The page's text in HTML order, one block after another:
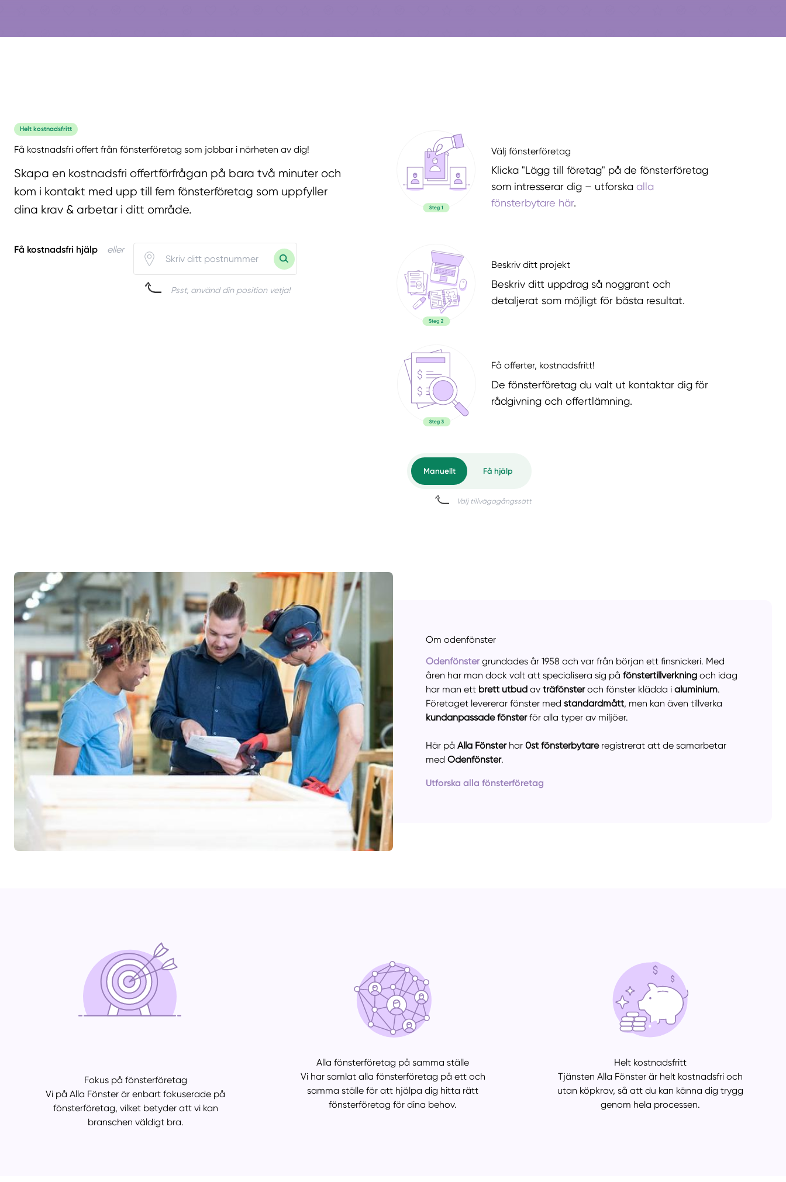
Helt kostnadsfritt
Få kostnadsfri offert från fönsterföretag som jobbar i närheten av dig!
Skapa en kostnadsfri offertförfrågan på bara två minuter och
kom i kontakt med upp till fem fönsterföretag som uppfyller
dina krav & arbetar i ditt område.
Få kostnadsfri hjälp eller
Psst, använd din position vetja!
Välj fönsterföretag
Klicka "Lägg till företag" på de fönsterföretag
som intresserar dig – utforska alla
fönsterbytare här.
Beskriv ditt projekt
Beskriv ditt uppdrag så noggrant och
detaljerat som möjligt för bästa resultat.
Få offerter, kostnadsfritt!
De fönsterföretag du valt ut kontaktar dig för
rådgivning och offertlämning.
Manuellt Få hjälp
Välj tillvägagångssätt
Om odenfönster
Odenfönstergrundades år 1958 och var från början ett finsnickeri. Med
åren har man dock valt att specialisera sig på fönstertillverkning och idag
har man ett brett utbud av träfönsteroch fönster klädda i aluminium.
Företaget levererar fönster med standardmått, men kan även tillverka
kundanpassade fönsterför alla typer av miljöer.
Här på Alla Fönsterhar 0st fönsterbytare registrerat att de samarbetar
med Odenfönster.
Utforska alla fönsterföretag
Fokus på fönsterföretag
Vi på Alla Fönster är enbart fokuserade på
fönsterföretag, vilket betyder att vi kan
branschen väldigt bra.
Alla fönsterföretag på samma ställe
Vi har samlat alla fönsterföretag på ett och
samma ställe för att hjälpa dig hitta rätt
fönsterföretag för dina behov.
Helt kostnadsfritt
Tjänsten Alla Fönster är helt kostnadsfri och
utan köpkrav, så att du kan känna dig trygg
genom hela processen.